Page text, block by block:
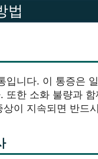
법
입니다. 이 통증은
한 소화 불량과
이 지속되면 반드